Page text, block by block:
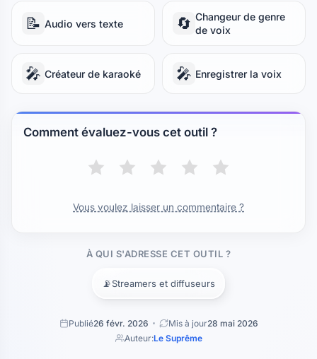
📝 Audio vers texte 🔄 Changeur de genre
de voix
🎤 Créateur de karaoké 🎤 Enregistrer la voix
Comment évaluez-vous cet outil ?
Vous voulez laisser un commentaire ?
À QUI S'ADRESSE CET OUTIL ?
📡Streamers et diffuseurs
Publié26 févr. 2026 Mis à jour28 mai 2026
Auteur:Le Suprême